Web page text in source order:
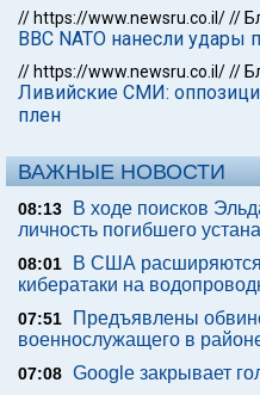
// https://www.newsru.co.il///
ВВС NATO нанесли удары
// https://www.newsru.co.il///
Ливийские СМИ:
плен
ВАЖНЫЕ НОВОСТИ
08:13
В ходе поисков
личность погибшего
08:01
В США
кибератаки на
07:51
Предъявлены
военнослужащего в
07:08 Google закрывает